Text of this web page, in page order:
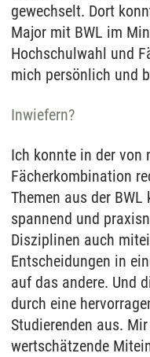
gewechselt. Dort
Major mit BWL im
Hochschulwahl und
mich persönlich und
Inwiefern?
Ich konnte in der von
Fächerkombination
Themen aus der
spannend und
Disziplinen auch
Entscheidungen in
auf das andere. Und
durch eine
Studierenden aus.
wertschätzende